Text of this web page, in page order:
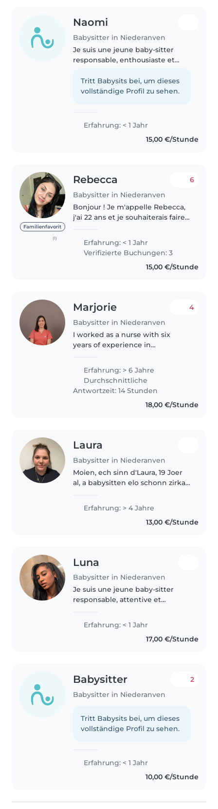
Naomi
Babysitter in Niederanven
Je suis une jeune baby-sitter
responsable, enthousiaste et
Lycée International de Lenster.
Je parle anglais, français et wolof.
Tritt Babysits bei, um dieses
vollständige Profil zu sehen.
Erfahrung: < 1 Jahr
15,00 €/Stunde
Familienfavorit
(1)
Rebecca
Babysitter in Niederanven
6
Bonjour ! Je m'appelle Rebecca,
j'ai 22 ans et je souhaiterais faire
études. Je sais facilement
m'adapter aux enfants, pour
qu'ils puissent se sentir le..
Erfahrung: < 1 Jahr
Verifizierte Buchungen: 3
15,00 €/Stunde
Marjorie
Babysitter in Niederanven
4
I worked as a nurse with six
years of experience in
pediatric care in the Philippines.
I am skilled in providing
compassionate care for infants
and mother ensuring..
Erfahrung: > 6 Jahre
Durchschnittliche
Antwortzeit: 14 Stunden
18,00 €/Stunde
Laura
Babysitter in Niederanven
Moien, ech sinn d'Laura, 19 Joer
al, a babysitten elo schonn zirka
Erfarungen am Ëmgang mat
Erfahrung: > 4 Jahre
13,00 €/Stunde
Luna
Babysitter in Niederanven
Je suis une jeune baby-sitter
responsable, attentive et
d'expérience professionnelle
dans la garde d'enfants mais , j'ai
des frères et sœurs qui sont..
Erfahrung: < 1 Jahr
17,00 €/Stunde
Babysitter
Babysitter in Niederanven
2
Tritt Babysits bei, um dieses
vollständige Profil zu sehen.
Erfahrung: < 1 Jahr
10,00 €/Stunde